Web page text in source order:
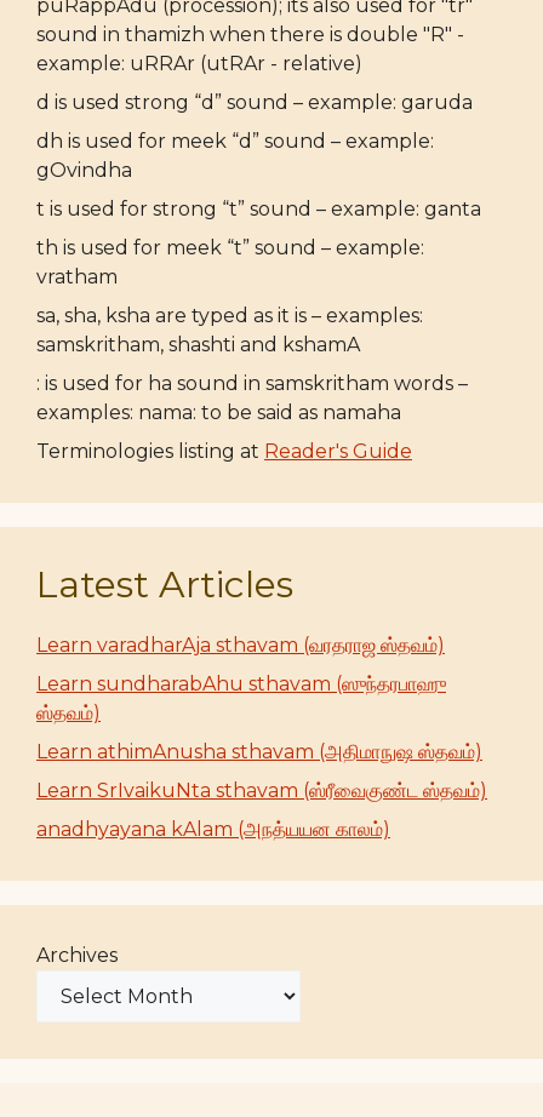
puRappAdu (procession); its also used for "tr"
sound in thamizh when there is double "R" -
example: uRRAr (utRAr - relative)
d is used strong “d” sound – example: garuda
dh is used for meek “d” sound – example:
gOvindha
t is used for strong “t” sound – example: ganta
th is used for meek “t” sound – example:
vratham
sa, sha, ksha are typed as it is – examples:
samskritham, shashti and kshamA
: is used for ha sound in samskritham words –
examples: nama: to be said as namaha
Terminologies listing at Reader's Guide
Latest Articles
Learn varadharAja sthavam (வரதராஜ ஸ்தவம்)
Learn sundharabAhu sthavam (ஸுந்தரபாஹு
ஸ்தவம்)
Learn athimAnusha sthavam (அதிமாநுஷ ஸ்தவம்)
Learn SrIvaikuNta sthavam (ஸ்ரீவைகுண்ட ஸ்தவம்)
anadhyayana kAlam (அநத்யயன காலம்)
Archives